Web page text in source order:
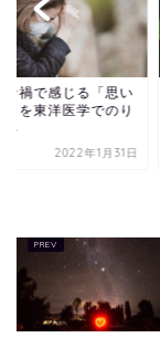
ナ禍で感じる「思い
」を東洋医学でのり
る
2022年1月31日